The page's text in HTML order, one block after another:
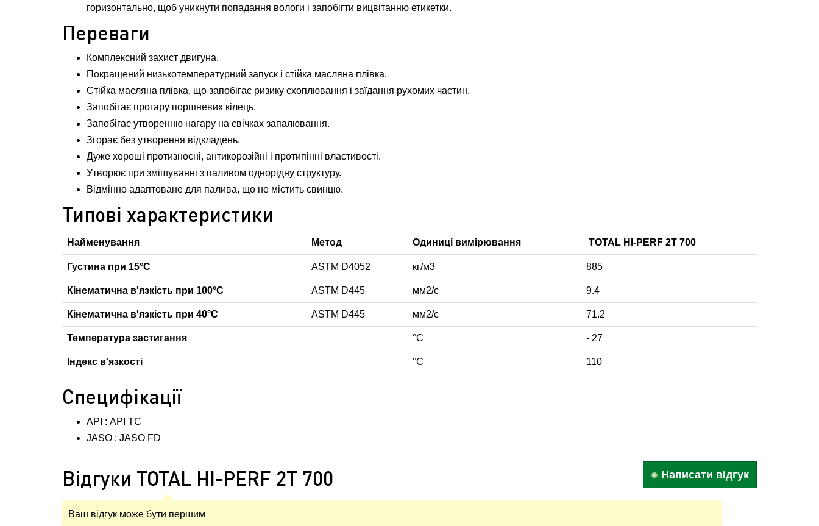
горизонтально, щоб уникнути попадання вологи і запобігти вицвітанню етикетки.
Переваги
Комплексний захист двигуна.
Покращений низькотемпературний запуск і стійка масляна плівка.
Стійка масляна плівка, що запобігає ризику схоплювання і заїдання рухомих частин.
Запобігає прогару поршневих кілець.
Запобігає утворенню нагару на свічках запалювання.
Згорає без утворення відкладень.
Дуже хороші протизносні, антикорозійні і протипінні властивості.
Утворює при змішуванні з паливом однорідну структуру.
Відмінно адаптоване для палива, що не містить свинцю.
Типові характеристики
Найменування Метод Одиниці вимірювання TOTAL HI-PERF 2T 700
Густина при 15°С ASTM D4052 кг/м3 885
Кінематична в'язкість при 100°С ASTM D445 мм2/с 9.4
Кінематична в'язкість при 40°С ASTM D445 мм2/с 71.2
Температура застигання °C - 27
Індекс в'язкості °C 110
Специфікації
API : API TC
JASO : JASO FD
Відгуки TOTAL HI-PERF 2T 700 Написати відгук
Ваш відгук може бути першим